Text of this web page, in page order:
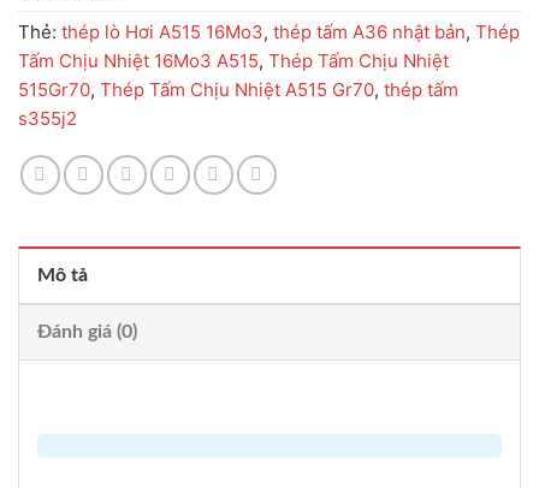
Thẻ: thép lò Hơi A515 16Mo3, thép tấm A36 nhật bản, Thép
Tấm Chịu Nhiệt 16Mo3 A515, Thép Tấm Chịu Nhiệt
515Gr70, Thép Tấm Chịu Nhiệt A515 Gr70, thép tấm
s355j2
Mô tả
Đánh giá (0)